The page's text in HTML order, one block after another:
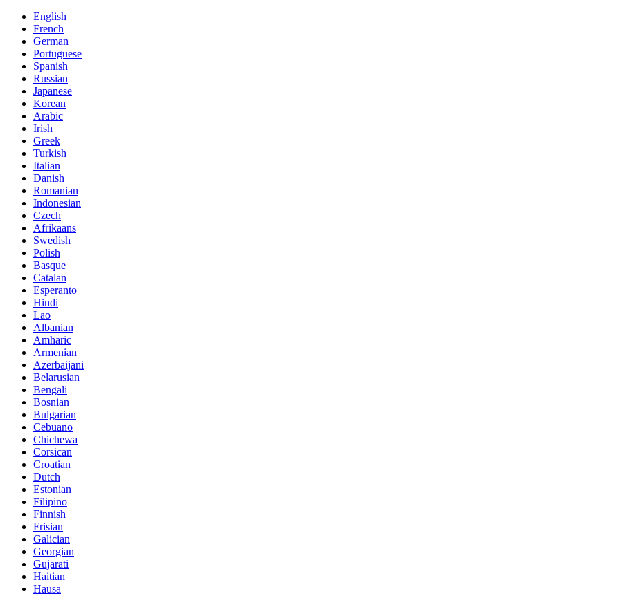
English
French
German
Portuguese
Spanish
Russian
Japanese
Korean
Arabic
Irish
Greek
Turkish
Italian
Danish
Romanian
Indonesian
Czech
Afrikaans
Swedish
Polish
Basque
Catalan
Esperanto
Hindi
Lao
Albanian
Amharic
Armenian
Azerbaijani
Belarusian
Bengali
Bosnian
Bulgarian
Cebuano
Chichewa
Corsican
Croatian
Dutch
Estonian
Filipino
Finnish
Frisian
Galician
Georgian
Gujarati
Haitian
Hausa